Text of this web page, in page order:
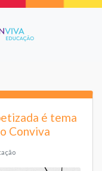
é tema
Conviva